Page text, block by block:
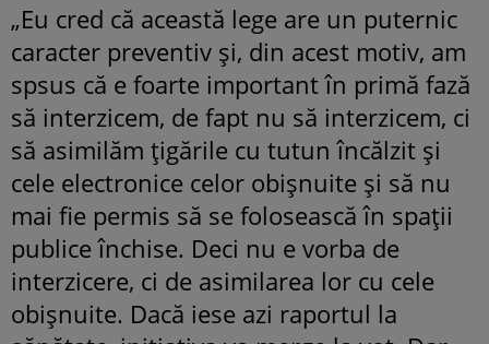
„Eu cred că această lege are un puternic
caracter preventiv și, din acest motiv, am
spsus că e foarte important în primă fază
să interzicem, de fapt nu să interzicem, ci
să asimilăm țigările cu tutun încălzit și
cele electronice celor obișnuite și să nu
mai fie permis să se folosească în spații
publice închise. Deci nu e vorba de
interzicere, ci de asimilarea lor cu cele
obișnuite. Dacă iese azi raportul la